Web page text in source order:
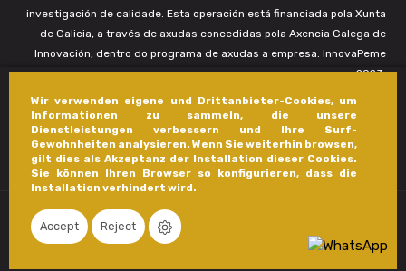
Wir verwenden eigene und Drittanbieter-Cookies, um
Informationen zu sammeln, die unsere
Dienstleistungen verbessern und Ihre Surf-
Gewohnheiten analysieren. Wenn Sie weiterhin browsen,
gilt dies als Akzeptanz der Installation dieser Cookies.
Sie können Ihren Browser so konfigurieren, dass die
Installation verhindert wird.
Accept Reject
investigación de calidade. Esta operación está financiada pola Xunta
de Galicia, a través de axudas concedidas pola Axencia Galega de
Innovación, dentro do programa de axudas a empresa. InnovaPeme
2023.